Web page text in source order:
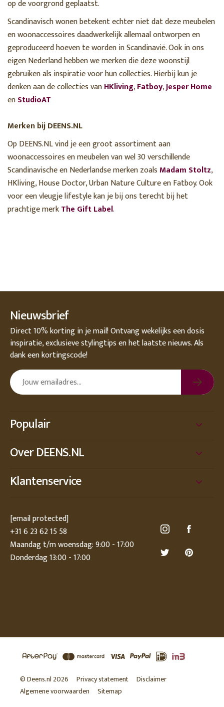
op de voorgrond geplaatst.
Scandinavisch wonen betekent echter niet dat deze meubelen
en woonaccessoires daadwerkelijk allemaal ontworpen en
geproduceerd hoeven te worden in Scandinavië. Ook in ons
eigen Nederland hebben we merken die deze woonstijl
gebruiken als inspiratie voor hun collecties. Hierbij kun je
denken aan de collecties vanHKliving,Fatboy,Jesper Home
enStudioAT
Merken bij DEENS.NL
Op DEENS.NL vind je een groot assortiment aan
woonaccessoires en meubelen van wel 30 verschillende
Scandinavische en Nederlandse merken zoalsMadam Stoltz,
HKliving, House Doctor, Urban Nature Culture en Fatboy. Ook
voor een vleugje lifestyle kan je bij ons terecht bij het
prachtige merkThe Gift Label.
Nieuwsbrief
Direct 10% korting in je mail! Ontvang wekelijks een dosis
inspiratie, exclusieve stylingtips en het laatste nieuws. Als
dank een kortingscode!
Populair
Over DEENS.NL
Klantenservice
[email protected]
+31 6 23 62 15 58
Maandag t/m woensdag: 9:00 - 17:00
Donderdag 13:00 - 17:00
© Deens.nl 2026 Privacy statement
Disclaimer
Algemene voorwaarden
Sitemap